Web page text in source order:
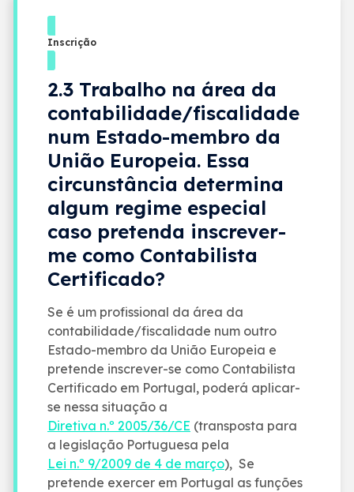
Inscrição
2.3 Trabalho na área da
contabilidade/fiscalidade
num Estado-membro da
União Europeia. Essa
circunstância determina
algum regime especial
caso pretenda inscrever-
me como Contabilista
Certificado?
Se é um profissional da área da
contabilidade/fiscalidade num outro
Estado-membro da União Europeia e
pretende inscrever-se como Contabilista
Certificado em Portugal, poderá aplicar-
se nessa situação a
Diretiva n.º 2005/36/CE (transposta para
a legislação Portuguesa pela
Lei n.º 9/2009 de 4 de março), Se
pretende exercer em Portugal as funções